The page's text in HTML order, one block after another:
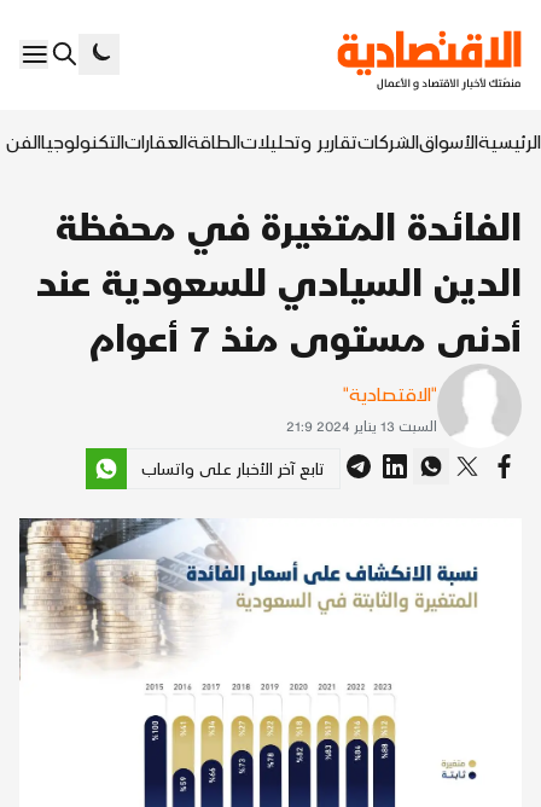
الرئيسيةالأسواقالشركاتتقارير وتحليلاتالطاقةالعقاراتالتكنولوجياالفن
الفائدة المتغيرة في محفظة
الدين السيادي للسعودية عند
أدنى مستوى منذ 7 أعوام
"الاقتصادية"
السبت 13 يناير 2024 21:9
تابع آخر الأخبار على واتساب